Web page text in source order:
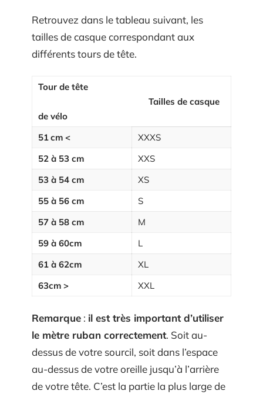
Retrouvez dans le tableau suivant, les
tailles de casque correspondant aux
différents tours de tête.
Tour de tête
Tailles de casque
de vélo
51 cm <
XXXS
52 à 53 cm
XXS
53 à 54 cm
XS
55 à 56 cm
S
57 à 58 cm
M
59 à 60cm
L
61 à 62cm
XL
63cm >
XXL
Remarque : il est très important d’utiliser
le mètre ruban correctement. Soit au-
dessus de votre sourcil, soit dans l’espace
au-dessus de votre oreille jusqu’à l’arrière
de votre tête. C’est la partie la plus large de